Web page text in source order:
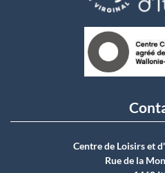
Centre de Loisirs et
Rue de la